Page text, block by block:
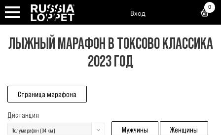
Вход
0
ЛЫЖНЫЙ МАРАФОН В ТОКСОВО КЛАССИКА
2023 ГОД
Страница марафона
Дистанция
Полумарафон (34 км) Мужчины Женщины